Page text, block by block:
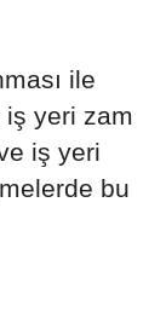
ile
iş yeri zam
iş yeri
bu